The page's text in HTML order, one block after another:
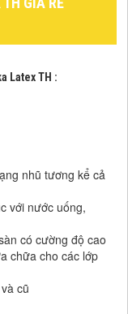
Latex TH :
nhũ tương kể cả
với nước uống,
có cường độ cao
chữa cho các lớp
cũ